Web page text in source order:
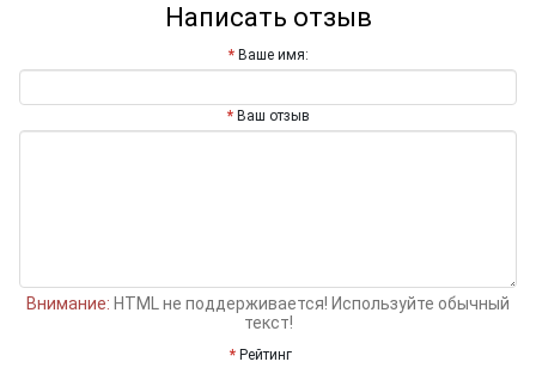
Написать отзыв
Ваше имя:
Ваш отзыв
Внимание: HTML не поддерживается! Используйте обычный
текст!
Рейтинг